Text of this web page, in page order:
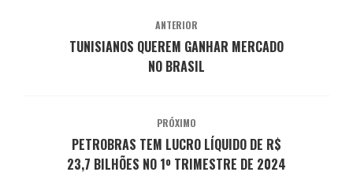
ANTERIOR
TUNISIANOS QUEREM GANHAR MERCADO
NO BRASIL
PRÓXIMO
PETROBRAS TEM LUCRO LÍQUIDO DE R$
23,7 BILHÕES NO 1º TRIMESTRE DE 2024